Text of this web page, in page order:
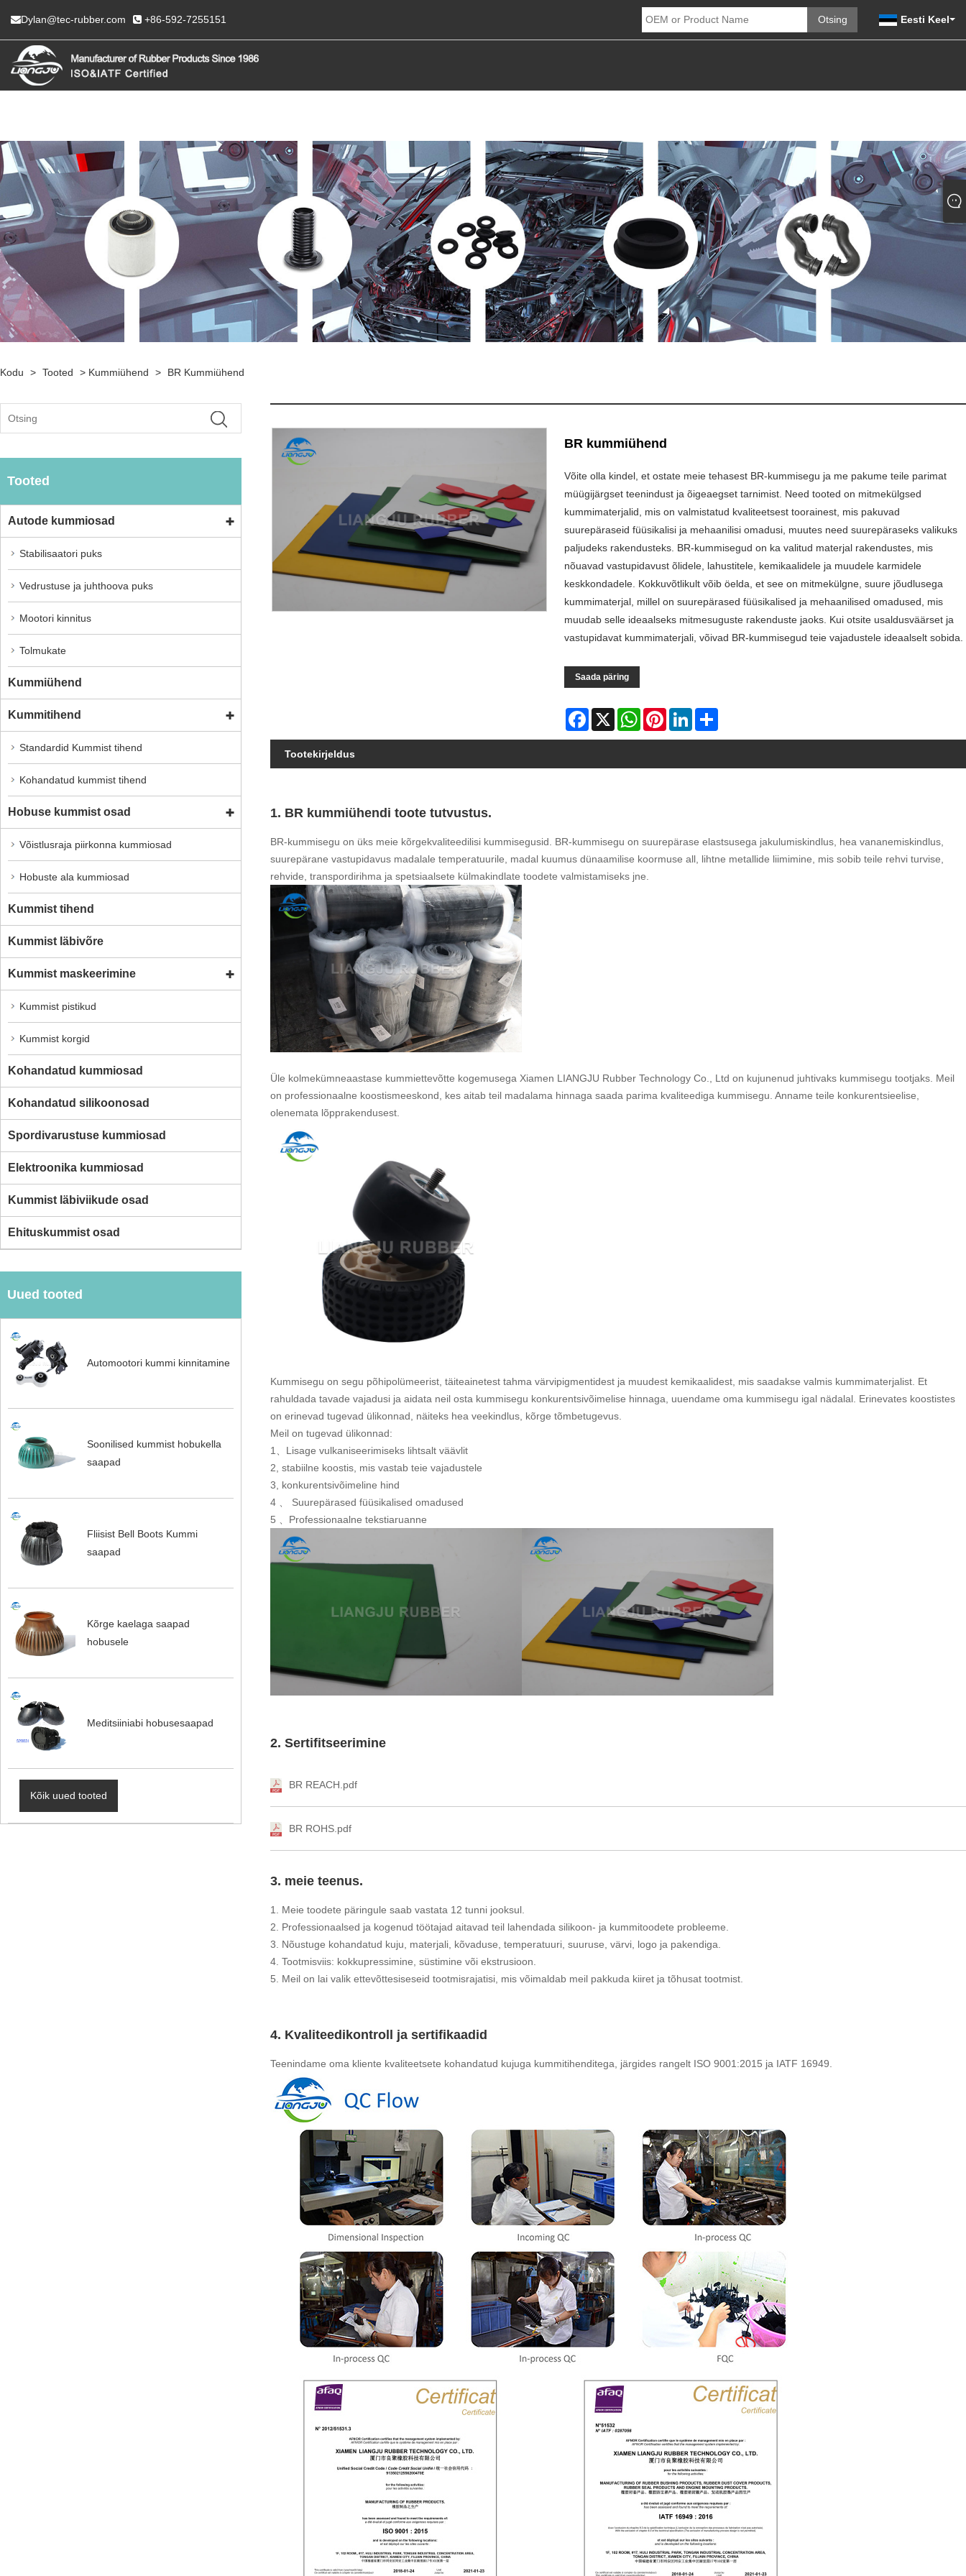
Dylan@tec-rubber.com +86-592-7255151 Eesti Keel
Kodu > Tooted > Kummiühend > BR Kummiühend
Tooted
Autode kummiosad
Stabilisaatori puks
Vedrustuse ja juhthoova puks
Mootori kinnitus
Tolmukate
Kummiühend
Kummitihend
Standardid Kummist tihend
Kohandatud kummist tihend
Hobuse kummist osad
Võistlusraja piirkonna kummiosad
Hobuste ala kummiosad
Kummist tihend
Kummist läbivõre
Kummist maskeerimine
Kummist pistikud
Kummist korgid
Kohandatud kummiosad
Kohandatud silikoonosad
Spordivarustuse kummiosad
Elektroonika kummiosad
Kummist läbiviikude osad
Ehituskummist osad
Uued tooted
Automootori kummi kinnitamine
Soonilised kummist hobukella
saapad
Fliisist Bell Boots Kummi
saapad
Kõrge kaelaga saapad
hobusele
Meditsiiniabi hobusesaapad
Kõik uued tooted
BR kummiühend
Võite olla kindel, et ostate meie tehasest BR-kummisegu ja me pakume teile parimat
müügijärgset teenindust ja õigeaegset tarnimist. Need tooted on mitmekülgsed
kummimaterjalid, mis on valmistatud kvaliteetsest toorainest, mis pakuvad
suurepäraseid füüsikalisi ja mehaanilisi omadusi, muutes need suurepäraseks valikuks
paljudeks rakendusteks. BR-kummisegud on ka valitud materjal rakendustes, mis
nõuavad vastupidavust õlidele, lahustitele, kemikaalidele ja muudele karmidele
keskkondadele. Kokkuvõtlikult võib öelda, et see on mitmekülgne, suure jõudlusega
kummimaterjal, millel on suurepärased füüsikalised ja mehaanilised omadused, mis
muudab selle ideaalseks mitmesuguste rakenduste jaoks. Kui otsite usaldusväärset ja
vastupidavat kummimaterjali, võivad BR-kummisegud teie vajadustele ideaalselt sobida.
Saada päring
Facebook
X WhatsAppPinterestLinkedInShare
Tootekirjeldus
1. BR kummiühendi toote tutvustus.
BR-kummisegu on üks meie kõrgekvaliteedilisi kummisegusid. BR-kummisegu on suurepärase elastsusega jakulumiskindlus, hea vananemiskindlus,
suurepärane vastupidavus madalale temperatuurile, madal kuumus dünaamilise koormuse all, lihtne metallide liimimine, mis sobib teile rehvi turvise,
rehvide, transpordirihma ja spetsiaalsete külmakindlate toodete valmistamiseks jne.
Üle kolmekümneaastase kummiettevõtte kogemusega Xiamen LIANGJU Rubber Technology Co., Ltd on kujunenud juhtivaks kummisegu tootjaks. Meil
on professionaalne koostismeeskond, kes aitab teil madalama hinnaga saada parima kvaliteediga kummisegu. Anname teile konkurentsieelise,
olenemata lõpprakendusest.
Kummisegu on segu põhipolümeerist, täiteainetest tahma värvipigmentidest ja muudest kemikaalidest, mis saadakse valmis kummimaterjalist. Et
rahuldada tavade vajadusi ja aidata neil osta kummisegu konkurentsivõimelise hinnaga, uuendame oma kummisegu igal nädalal. Erinevates koostistes
on erinevad tugevad ülikonnad, näiteks hea veekindlus, kõrge tõmbetugevus.
Meil on tugevad ülikonnad:
1、Lisage vulkaniseerimiseks lihtsalt väävlit
2, stabiilne koostis, mis vastab teie vajadustele
3, konkurentsivõimeline hind
4 、 Suurepärased füüsikalised omadused
5 、Professionaalne tekstiaruanne
2. Sertifitseerimine
BR REACH.pdf
BR ROHS.pdf
3. meie teenus.
1. Meie toodete päringule saab vastata 12 tunni jooksul.
2. Professionaalsed ja kogenud töötajad aitavad teil lahendada silikoon- ja kummitoodete probleeme.
3. Nõustuge kohandatud kuju, materjali, kõvaduse, temperatuuri, suuruse, värvi, logo ja pakendiga.
4. Tootmisviis: kokkupressimine, süstimine või ekstrusioon.
5. Meil ​​on lai valik ettevõttesiseseid tootmisrajatisi, mis võimaldab meil pakkuda kiiret ja tõhusat tootmist.
4. Kvaliteedikontroll ja sertifikaadid
Teenindame oma kliente kvaliteetsete kohandatud kujuga kummitihenditega, järgides rangelt ISO 9001:2015 ja IATF 16949.